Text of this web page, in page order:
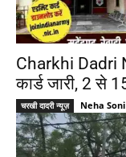
Charkhi Dadri
कार्ड जारी, 2 से
चरखी दादरी न्यूज़ Neha Soni